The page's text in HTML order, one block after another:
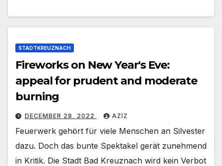
STADTKREUZNACH
Fireworks on New Year's Eve:
appeal for prudent and moderate
burning
DECEMBER 28, 2022 AZIZ
Feuerwerk gehört für viele Menschen an Silvester
dazu. Doch das bunte Spektakel gerät zunehmend
in Kritik. Die Stadt Bad Kreuznach wird kein Verbot